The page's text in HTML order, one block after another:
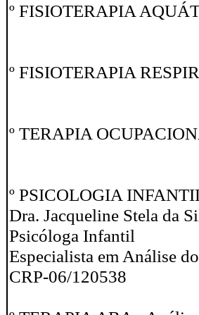
º FISIOTERAPIA
º FISIOTERAPIA
º TERAPIA
º PSICOLOGIA
Dra. Jacqueline Stela da
Psicóloga Infantil
Especialista em Análise
CRP-06/120538